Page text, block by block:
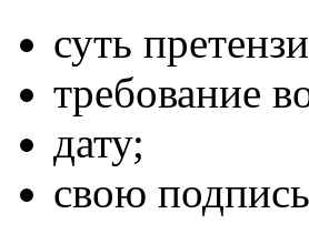
суть
требование
дату;
свою